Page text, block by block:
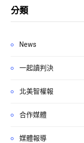
分類
News
一起讀判決
北美智權報
合作媒體
媒體報導